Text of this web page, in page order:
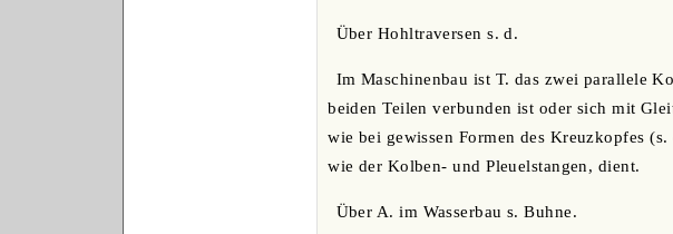
Über Hohltraversen s. d.
Im Maschinenbau ist T. das zwei parallele
beiden Teilen verbunden ist oder sich mit
wie bei gewissen Formen des Kreuzkopfes
wie der Kolben- und Pleuelstangen, dient.
Über A. im Wasserbau s. Buhne.